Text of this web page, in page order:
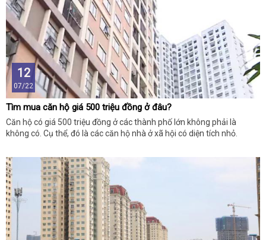
12
07/22
Tìm mua căn hộ giá 500 triệu đồng ở đâu?
Căn hộ có giá 500 triệu đồng ở các thành phố lớn không phải là
không có. Cụ thể, đó là các căn hộ nhà ở xã hội có diện tích nhỏ.